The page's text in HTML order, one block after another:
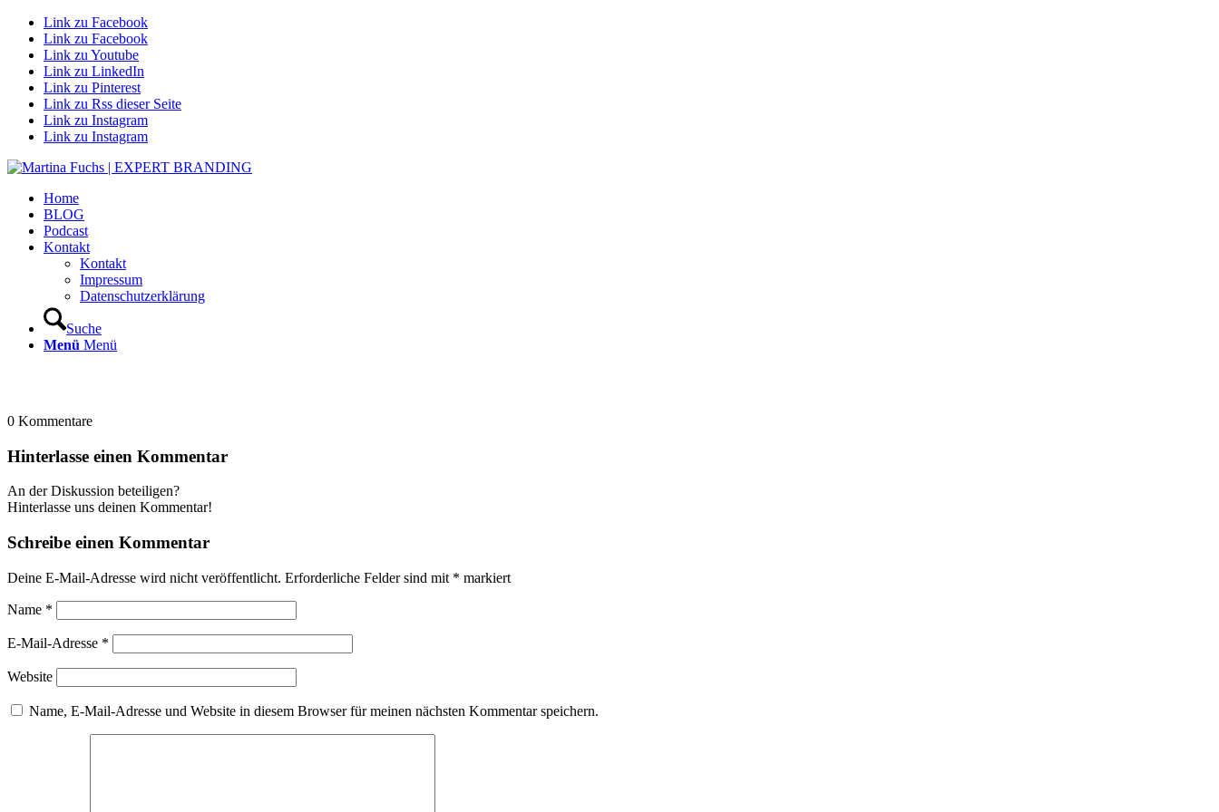
Link zu Facebook
Link zu Facebook
Link zu Youtube
Link zu LinkedIn
Link zu Pinterest
Link zu Rss dieser Seite
Link zu Instagram
Link zu Instagram
Home
BLOG
Podcast
Kontakt
Kontakt
Impressum
Datenschutzerklärung
Suche
Menü Menü
0 Kommentare
Hinterlasse einen Kommentar
An der Diskussion beteiligen?
Hinterlasse uns deinen Kommentar!
Schreibe einen Kommentar
Deine E-Mail-Adresse wird nicht veröffentlicht. Erforderliche Felder sind mit * markiert
Name *
E-Mail-Adresse *
Website
Name, E-Mail-Adresse und Website in diesem Browser für meinen nächsten Kommentar speichern.